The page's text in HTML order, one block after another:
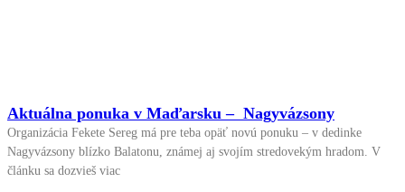
Aktuálna ponuka v Maďarsku – Nagyvázsony
Organizácia Fekete Sereg má pre teba opäť novú ponuku – v dedinke
Nagyvázsony blízko Balatonu, známej aj svojím stredovekým hradom. V
článku sa dozvieš viac